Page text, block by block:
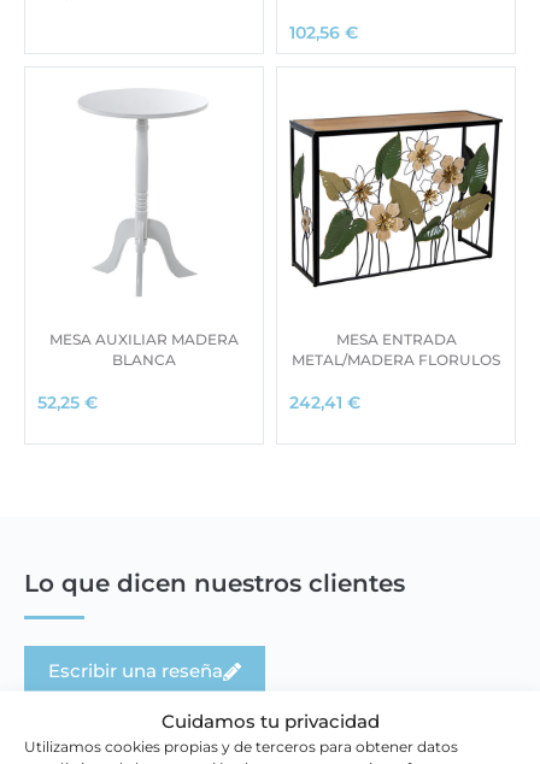
Cuidamos tu privacidad
Utilizamos cookies propias y de terceros para obtener datos
102,56 €
MESA AUXILIAR MADERA
BLANCA
52,25 €
MESA ENTRADA
METAL/MADERA FLORULOS
242,41 €
Lo que dicen nuestros clientes
Escribir una reseña